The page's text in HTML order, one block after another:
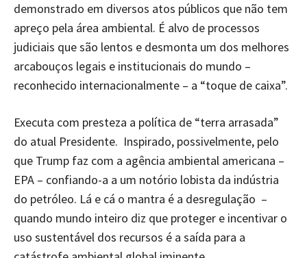
demonstrado em diversos atos públicos que não tem
apreço pela área ambiental. É alvo de processos
judiciais que são lentos e desmonta um dos melhores
arcabouços legais e institucionais do mundo –
reconhecido internacionalmente – a “toque de caixa”.
Executa com presteza a política de “terra arrasada”
do atual Presidente. Inspirado, possivelmente, pelo
que Trump faz com a agência ambiental americana –
EPA – confiando-a a um notório lobista da indústria
do petróleo. Lá e cá o mantra é a desregulação –
quando mundo inteiro diz que proteger e incentivar o
uso sustentável dos recursos é a saída para a